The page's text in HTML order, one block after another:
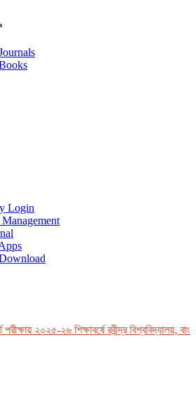
Login
২০২৫-২৬ শিক্ষাবর্ষে রবীন্দ্র বিশ্ববিদ্যালয়,